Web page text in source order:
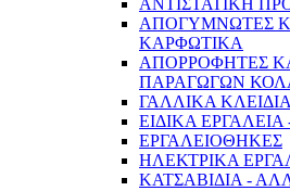
ΑΝΤΙΣΤΑΤΙΚΗ
ΑΠΟΓΥΜΝΩΤΕΣ
ΚΑΡΦΩΤΙΚΑ
ΑΠΟΡΡΟΦΗΤΕΣ
ΠΑΡΑΓΩΓΩΝ
ΓΑΛΛΙΚΑ ΚΛΕΙΔΙΑ
ΕΙΔΙΚΑ
ΕΡΓΑΛΕΙΟΘΗΚΕΣ
ΗΛΕΚΤΡΙΚΑ
ΚΑΤΣΑΒΙΔΙΑ -